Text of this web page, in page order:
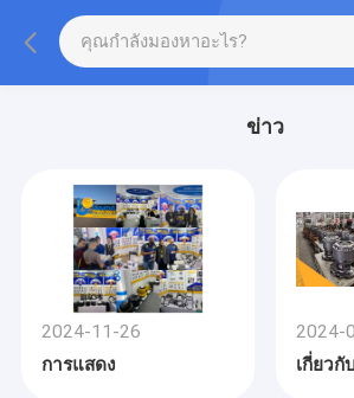
ข่าว
2024-11-26
การแสดง
2024-
เกี่ยวกั